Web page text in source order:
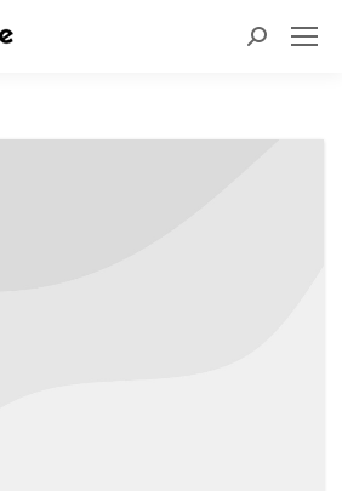
Recherche